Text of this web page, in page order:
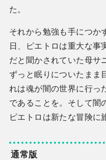
た。
それから勉強も手につか
日、ピエトロは重大な事
だと聞かされていた母サ
ずっと眠りについたまま
れは魂が闇の世界に行っ
であることを。そして闇
ピエトロは新たな冒険
通常版